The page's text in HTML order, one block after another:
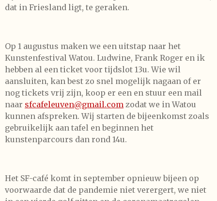
dat in Friesland ligt, te geraken.
Op 1 augustus maken we een uitstap naar het
Kunstenfestival Watou. Ludwine, Frank Roger en ik
hebben al een ticket voor tijdslot 13u. Wie wil
aansluiten, kan best zo snel mogelijk nagaan of er
nog tickets vrij zijn, koop er een en stuur een mail
naar sfcafeleuven@gmail.com zodat we in Watou
kunnen afspreken. Wij starten de bijeenkomst zoals
gebruikelijk aan tafel en beginnen het
kunstenparcours dan rond 14u.
Het SF-café komt in september opnieuw bijeen op
voorwaarde dat de pandemie niet verergert, we niet